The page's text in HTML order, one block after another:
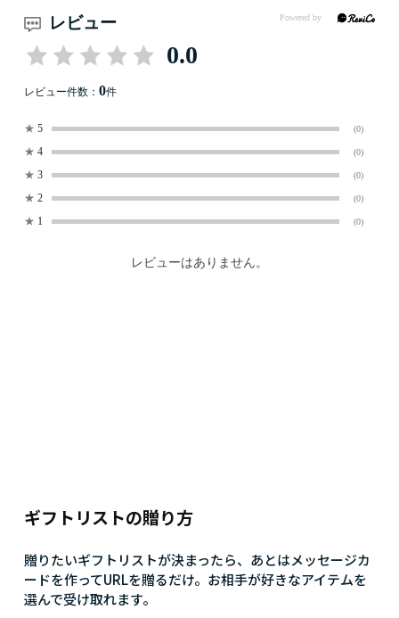
レビュー
0.0
レビュー件数： 0件
★ 5 (0)
★ 4 (0)
★ 3 (0)
★ 2 (0)
★ 1 (0)
レビューはありません。
ギフトリストの贈り方
贈りたいギフトリストが決まったら、あとはメッセージカ
ードを作ってURLを贈るだけ。お相手が好きなアイテムを
選んで受け取れます。